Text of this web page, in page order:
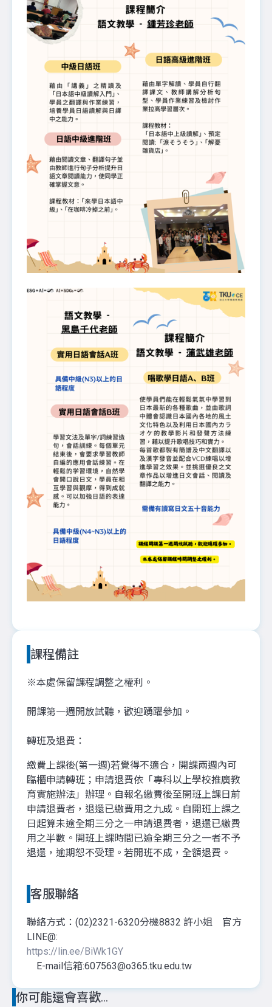
課程備註
※本處保留課程調整之權利。
開課第一週開放試聽，歡迎踴躍參加。
轉班及退費：
繳費上課後(第一週)若覺得不適合，開課兩週內可
臨櫃申請轉班；申請退費依「專科以上學校推廣教
育實施辦法」辦理。自報名繳費後至開班上課日前
申請退費者，退還已繳費用之九成。自開班上課之
日起算未逾全期三分之一申請退費者，退還已繳費
用之半數。開班上課時間已逾全期三分之一者不予
退還，逾期恕不受理。若開班不成，全額退費。
客服聯絡
聯絡方式：(02)2321-6320分機8832 許小姐 官方
LINE@:
https://lin.ee/BiWk1GY
E-mail信箱:607563@o365.tku.edu.tw
你可能還會喜歡...